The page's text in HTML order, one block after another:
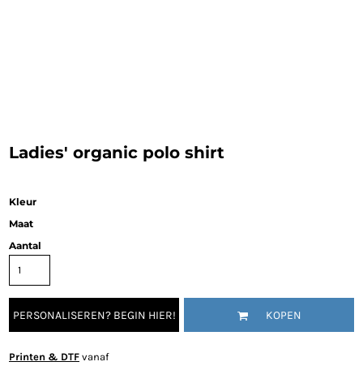
Ladies' organic polo shirt
Kleur
Maat
Aantal
PERSONALISEREN? BEGIN HIER! KOPEN
Printen & DTF vanaf